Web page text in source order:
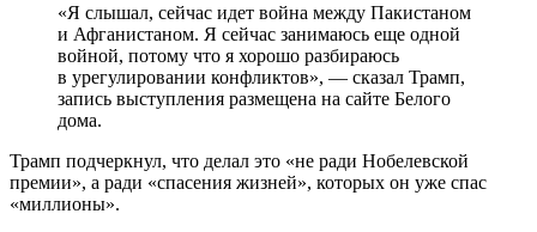
«Я слышал, сейчас идет война между Пакистаном
и Афганистаном. Я сейчас занимаюсь еще одной
войной, потому что я хорошо разбираюсь
в урегулировании конфликтов», — сказал Трамп,
запись выступления размещена на сайте Белого
дома.
Трамп подчеркнул, что делал это «не ради Нобелевской
премии», а ради «спасения жизней», которых он уже спас
«миллионы».